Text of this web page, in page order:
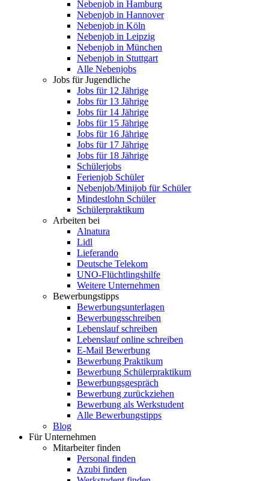
Nebenjob in Hamburg
Nebenjob in Hannover
Nebenjob in Köln
Nebenjob in Leipzig
Nebenjob in München
Nebenjob in Stuttgart
Alle Nebenjobs
Jobs für Jugendliche
Jobs für 12 Jährige
Jobs für 13 Jährige
Jobs für 14 Jährige
Jobs für 15 Jährige
Jobs für 16 Jährige
Jobs für 17 Jährige
Jobs für 18 Jährige
Schülerjobs
Ferienjob Schüler
Nebenjob/Minijob für Schüler
Mindestlohn Schüler
Schülerpraktikum
Arbeiten bei
Alnatura
Lidl
Lieferando
Deutsche Telekom
UNO-Flüchtlingshilfe
Weitere Unternehmen
Bewerbungstipps
Bewerbungsunterlagen
Bewerbungsschreiben
Lebenslauf schreiben
Lebenslauf online schreiben
E-Mail Bewerbung
Bewerbung Praktikum
Bewerbung Schülerpraktikum
Bewerbungsgespräch
Bewerbung zurückziehen
Bewerbung als Werkstudent
Alle Bewerbungstipps
Blog
Für Unternehmen
Mitarbeiter finden
Personal finden
Azubi finden